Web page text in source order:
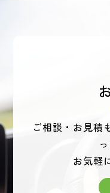
ご相談・お見積
お気軽